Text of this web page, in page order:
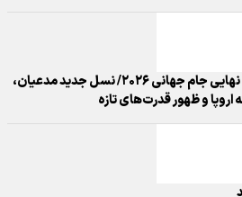
تحلیل کلی مرحله یک‌هشتم نهایی جام جهانی ۲۰۲۶/ نسل جدید مدعیان،
و ظهور قدرت‌های تازه